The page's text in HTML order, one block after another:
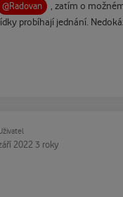
@Radovan
, zatím o
probíhají jednání.
2022 3 roky